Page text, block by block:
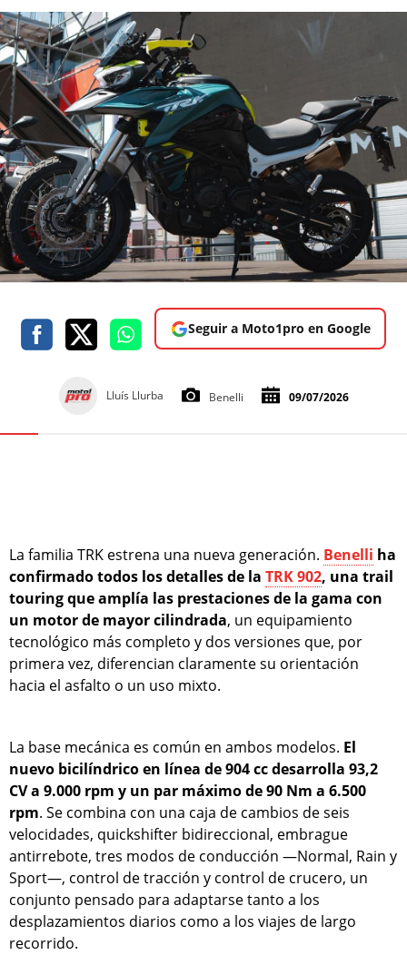
Seguir a Moto1pro en Google
Lluís Llurba Benelli 09/07/2026
La familia TRK estrena una nueva generación. Benelli ha
confirmado todos los detalles de la TRK 902, una trail
touring que amplía las prestaciones de la gama con
un motor de mayor cilindrada, un equipamiento
tecnológico más completo y dos versiones que, por
primera vez, diferencian claramente su orientación
hacia el asfalto o un uso mixto.
La base mecánica es común en ambos modelos. El
nuevo bicilíndrico en línea de 904 cc desarrolla 93,2
CV a 9.000 rpm y un par máximo de 90 Nm a 6.500
rpm. Se combina con una caja de cambios de seis
velocidades, quickshifter bidireccional, embrague
antirrebote, tres modos de conducción —Normal, Rain y
Sport—, control de tracción y control de crucero, un
conjunto pensado para adaptarse tanto a los
desplazamientos diarios como a los viajes de largo
recorrido.